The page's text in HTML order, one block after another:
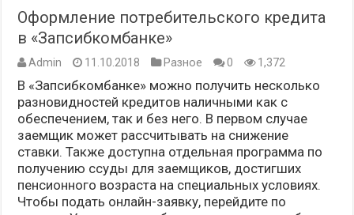
Оформление потребительского кредита
в «Запсибкомбанке»
Admin 11.10.2018 Разное 0 1,372
В «Запсибкомбанке» можно получить несколько
разновидностей кредитов наличными как с
обеспечением, так и без него. В первом случае
заемщик может рассчитывать на снижение
ставки. Также доступна отдельная программа по
получению ссуды для заемщиков, достигших
пенсионного возраста на специальных условиях.
Чтобы подать онлайн-заявку, перейдите по